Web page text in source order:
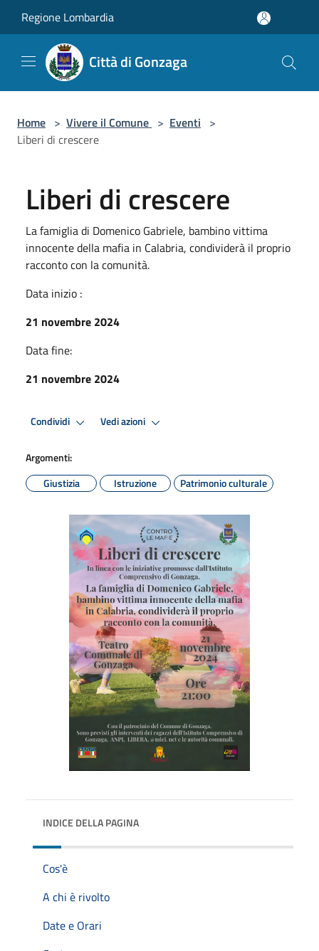
Regione Lombardia
Città di Gonzaga
Home > Vivere il Comune > Eventi >
Liberi di crescere
Liberi di crescere
La famiglia di Domenico Gabriele, bambino vittima
innocente della mafia in Calabria, condividerà il proprio
racconto con la comunità.
Data inizio :
21 novembre 2024
Data fine:
21 novembre 2024
Condividi Vedi azioni
Argomenti:
Giustizia
Istruzione Patrimonio culturale
INDICE DELLA PAGINA
Cos'è
A chi è rivolto
Date e Orari